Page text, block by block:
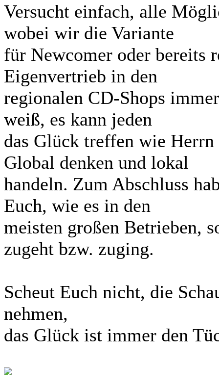
Versucht einfach, alle
wobei wir die Variante
für Newcomer oder bereits
Eigenvertrieb in den
regionalen CD-Shops
weiß, es kann jeden
das Glück treffen wie
Global denken und lokal
handeln. Zum Abschluss
Euch, wie es in den
meisten großen Betrieben,
zugeht bzw. zuging.
Scheut Euch nicht, die
nehmen,
das Glück ist immer den